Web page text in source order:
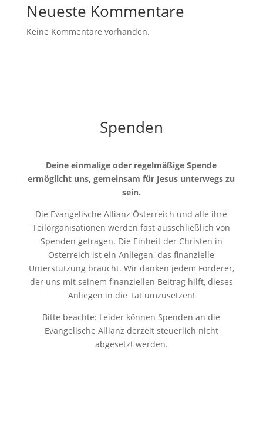
Neueste Kommentare
Keine Kommentare vorhanden.
Spenden
Deine einmalige oder regelmäßige Spende
ermöglicht uns, gemeinsam für Jesus unterwegs zu
sein.
Die Evangelische Allianz Österreich und alle ihre
Teilorganisationen werden fast ausschließlich von
Spenden getragen. Die Einheit der Christen in
Österreich ist ein Anliegen, das finanzielle
Unterstützung braucht. Wir danken jedem Förderer,
der uns mit seinem finanziellen Beitrag hilft, dieses
Anliegen in die Tat umzusetzen!
Bitte beachte: Leider können Spenden an die
Evangelische Allianz derzeit steuerlich nicht
abgesetzt werden.